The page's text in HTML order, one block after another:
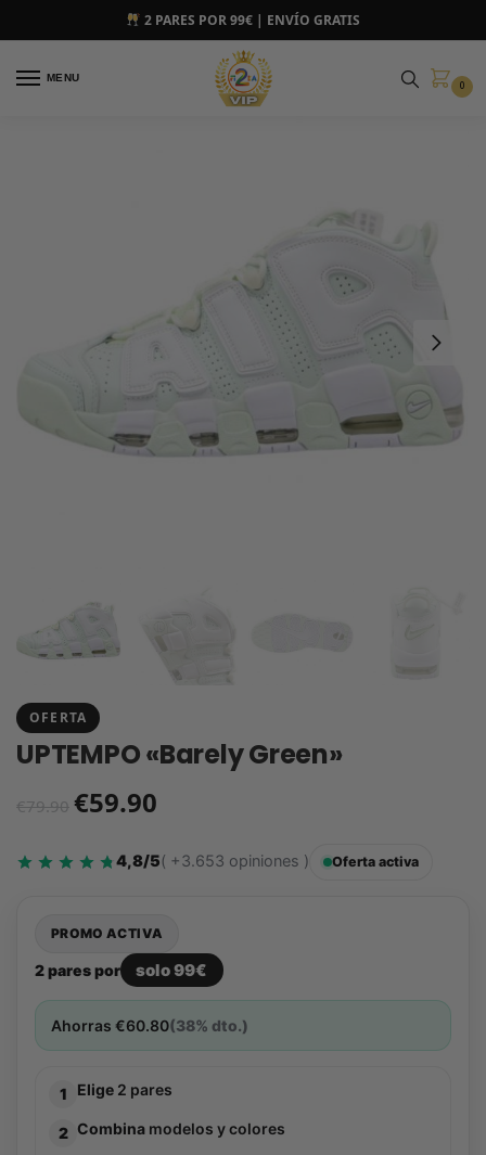
2 PARES POR 99€ | ENVÍO GRATIS
MENU
0
OFERTA
UPTEMPO «Barely Green»
€79.90 €59.90
4,8/5( +3.653 opiniones ) Oferta activa
PROMO ACTIVA
2 pares por solo 99€
Ahorras €60.80(38% dto.)
1 Elige 2 pares
2 Combina modelos y colores